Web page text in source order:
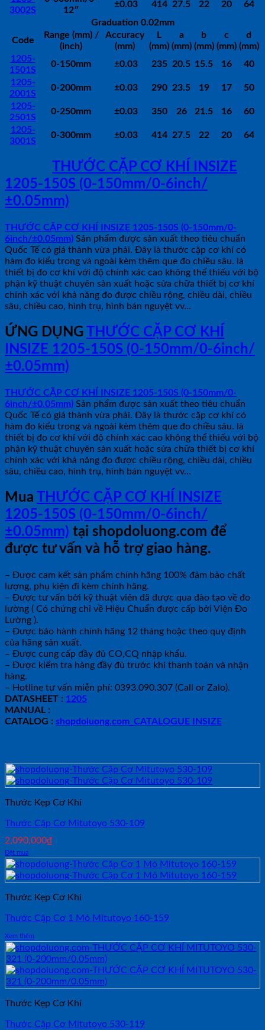
3002S
12″
±0.03 414 27.5 22 20
64
Graduation 0.02mm
Code
Range (mm) /
(inch)
Accuracy
(mm)
L
(mm)
a
(mm)
b
(mm)
c
(mm)
d
(mm)
1205-
1501S
0-150mm ±0.03 235 20.5 15.5 16
40
1205-
2001S
0-200mm ±0.03 290 23.5 19 17
50
1205-
2501S
0-250mm ±0.03 350 26 21.5 16
60
1205-
3001S
0-300mm ±0.03 414 27.5 22 20 64
THƯỚC CẶP CƠ KHÍ INSIZE
1205-150S (0-150mm/0-6inch/
±0.05mm)
THƯỚC CẶP CƠ KHÍ INSIZE 1205-150S (0-150mm/0-
6inch/±0.05mm) Sản phẩm được sản xuất theo tiêu chuẩn
Quốc Tế có giá thành vừa phải. Đây là thước cặp cơ khí có
hàm đo kiểu trong và ngoài kèm thêm que đo chiều sâu. là
thiết bị đo cơ khí với độ chính xác cao không thể thiếu với bộ
phận kỹ thuật chuyên sản xuất hoặc sửa chữa thiết bị cơ khí
chính xác với khả năng đo được chiều rộng, chiều dài, chiều
sâu, chiều cao, hình trụ, hình bán nguyệt vv…
ỨNG DỤNG THƯỚC CẶP CƠ KHÍ
INSIZE 1205-150S (0-150mm/0-6inch/
±0.05mm)
THƯỚC CẶP CƠ KHÍ INSIZE 1205-150S (0-150mm/0-
6inch/±0.05mm) Sản phẩm được sản xuất theo tiêu chuẩn
Quốc Tế có giá thành vừa phải. Đây là thước cặp cơ khí có
hàm đo kiểu trong và ngoài kèm thêm que đo chiều sâu. là
thiết bị đo cơ khí với độ chính xác cao không thể thiếu với bộ
phận kỹ thuật chuyên sản xuất hoặc sửa chữa thiết bị cơ khí
chính xác với khả năng đo được chiều rộng, chiều dài, chiều
sâu, chiều cao, hình trụ, hình bán nguyệt vv…
Mua THƯỚC CẶP CƠ KHÍ INSIZE
1205-150S (0-150mm/0-6inch/
±0.05mm) tại shopdoluong.com để
được tư vấn và hỗ trợ giao hàng.
– Được cam kết sản phẩm chính hãng 100% đảm bảo chất
lượng, phụ kiện đi kèm chính hãng.
– Được tư vấn bởi kỹ thuật viên đã được qua đào tạo về đo
lường ( Có chứng chỉ về Hiệu Chuẩn được cấp bởi Viện Đo
Lường ).
– Được bảo hành chính hãng 12 tháng hoặc theo quy định
của hãng sản xuất.
– Được cung cấp đầy đủ CO,CQ nhập khẩu.
– Được kiểm tra hàng đầy đủ trước khi thanh toán và nhận
hàng.
– Hotline tư vấn miễn phí: 0393.090.307 (Call or Zalo).
DATASHEET : 1205
MANUAL :
CATALOG : shopdoluong.com_CATALOGUE INSIZE
Thước Kẹp Cơ Khí
Thước Cặp Cơ Mitutoyo 530-109
2,090,000₫
Đặt mua
Thước Kẹp Cơ Khí
Thước Cặp Cơ 1 Mỏ Mitutoyo 160-159
Xem thêm
Thước Kẹp Cơ Khí
Thước Cặp Cơ Mitutoyo 530-119